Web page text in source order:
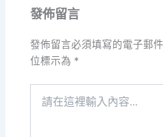
發佈留言
發佈留言必須填寫的電子郵
位標示為 *